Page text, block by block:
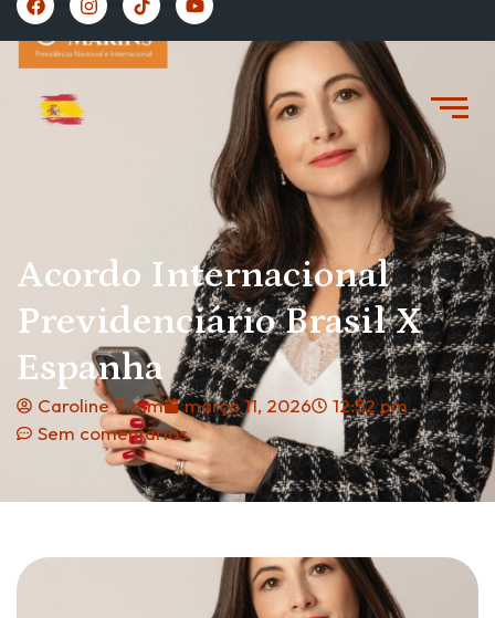
https://vivernaespanha.com/
Acordo Internacional
Previdenciário Brasil X
Espanha
Caroline Timm março 11, 2026
12:52 pm
Sem comentários